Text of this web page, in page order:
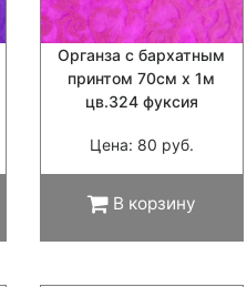
Органза с бархатным
принтом 70см х 1м
цв.324 фуксия
Цена: 80 руб.
В корзину